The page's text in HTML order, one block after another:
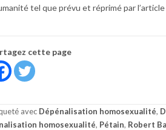
tel que prévu et réprimé par
cette page
avec Dépénalisation homosexualité,
homosexualité, Pétain, Robert